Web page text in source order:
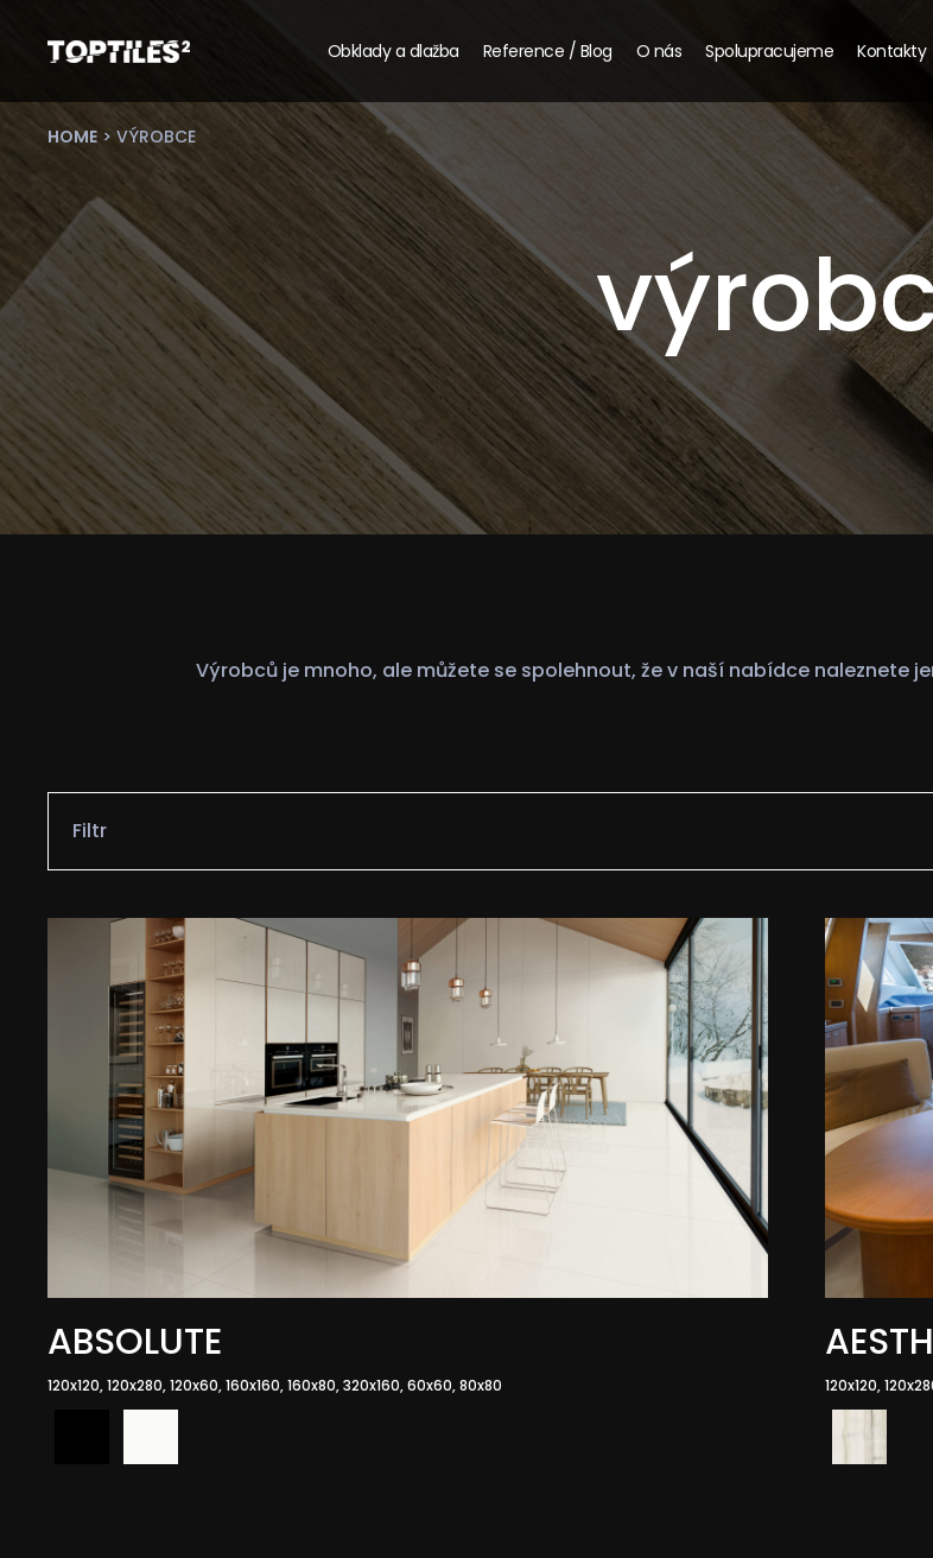
studio
s.r.o.
Obklady a dlažba Reference / Blog O nás Spolupracujeme Kontakty
HOME > VÝROBCE
Výrobců je mnoho, ale můžete se spolehnout, že v naší nabídce naleznete
Filtr
ABSOLUTE
120x120, 120x280, 120x60, 160x160, 160x80, 320x160, 60x60, 80x80 120x120,